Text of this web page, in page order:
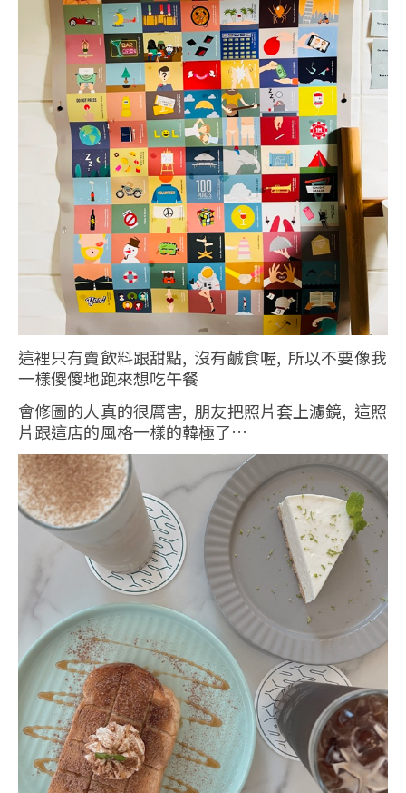
這裡只有賣飲料跟甜點, 沒有鹹食喔, 所以不要像我
一樣傻傻地跑來想吃午餐
會修圖的人真的很厲害, 朋友把照片套上濾鏡, 這照
片跟這店的風格一樣的韓極了…